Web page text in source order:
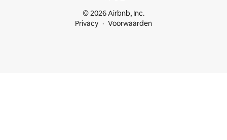
© 2026 Airbnb, Inc.
Privacy
Voorwaarden